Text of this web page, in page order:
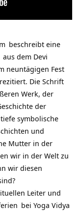
beschreibt eine
aus dem Devi
neuntägigen Fest
Die Schrift
Werk, der
der
symbolische
und
Mutter in der
wir in der Welt zu
wir diesen
Leiter und
bei Yoga Vidya